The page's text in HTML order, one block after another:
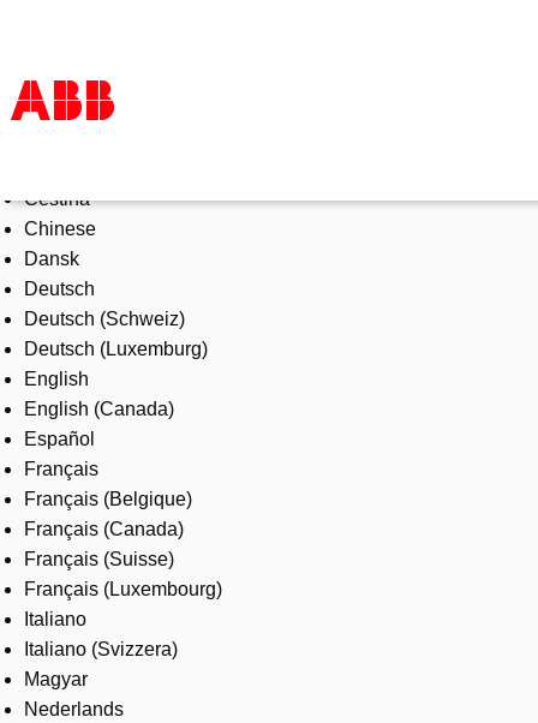
Products & Solutions
Industries
Services
About us
Where to buy
Contact us
Careers
Čeština
Chinese
Dansk
Deutsch
Deutsch (Schweiz)
Deutsch (Luxemburg)
English
English (Canada)
Español
Français
Français (Belgique)
Français (Canada)
Français (Suisse)
Français (Luxembourg)
Italiano
Italiano (Svizzera)
Magyar
Nederlands